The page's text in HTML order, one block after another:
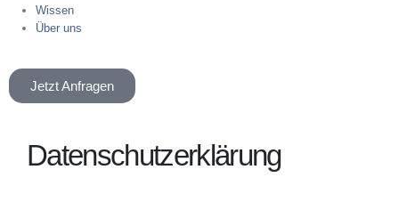
Wissen
Über uns
Jetzt Anfragen
Datenschutz­erklärung